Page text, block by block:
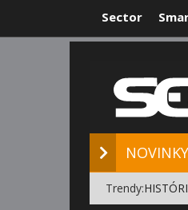
Sector
NOVINKY
Trendy: